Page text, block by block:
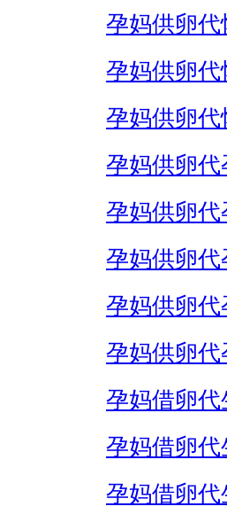
孕妈供卵代
孕妈供卵代
孕妈供卵代
孕妈供卵代
孕妈供卵代
孕妈供卵代
孕妈供卵代
孕妈供卵代
孕妈借卵代
孕妈借卵代
孕妈借卵代